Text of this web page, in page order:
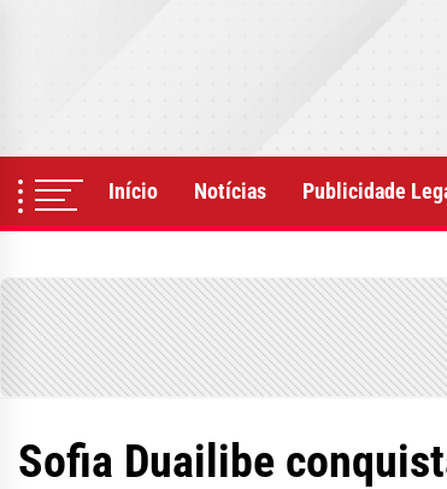
Início Notícias Publicidade
Sofia Duailibe